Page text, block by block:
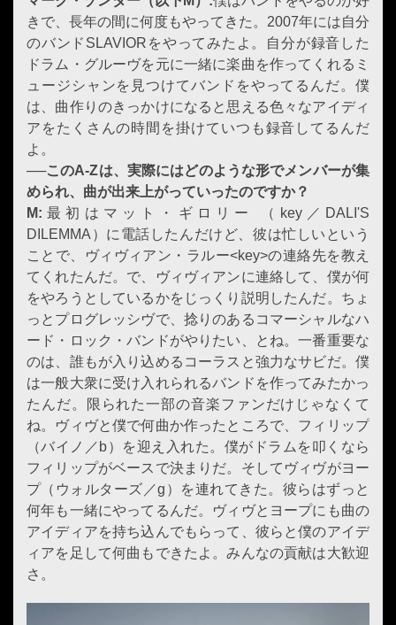
きで、長年の間に何度もやってきた。2007年には自分
のバンドSLAVIORをやってみたよ。自分が録音した
ドラム・グルーヴを元に一緒に楽曲を作ってくれるミ
ュージシャンを見つけてバンドをやってるんだ。僕
は、曲作りのきっかけになると思える色々なアイディ
アをたくさんの時間を掛けていつも録音してるんだ
よ。
──このA-Zは、実際にはどのような形でメンバーが集
められ、曲が出来上がっていったのですか？
M: 最初はマット・ギロリー （key／DALI'S
DILEMMA）に電話したんだけど、彼は忙しいという
ことで、ヴィヴィアン・ラルー<key>の連絡先を教え
てくれたんだ。で、ヴィヴィアンに連絡して、僕が何
をやろうとしているかをじっくり説明したんだ。ちょ
っとプログレッシヴで、捻りのあるコマーシャルなハ
ード・ロック・バンドがやりたい、とね。一番重要な
のは、誰もが入り込めるコーラスと強力なサビだ。僕
は一般大衆に受け入れられるバンドを作ってみたかっ
たんだ。限られた一部の音楽ファンだけじゃなくて
ね。ヴィヴと僕で何曲か作ったところで、フィリップ
（バイノ／b）を迎え入れた。僕がドラムを叩くなら
フィリップがベースで決まりだ。そしてヴィヴがヨー
プ（ウォルターズ／g）を連れてきた。彼らはずっと
何年も一緒にやってるんだ。ヴィヴとヨープにも曲の
アイディアを持ち込んでもらって、彼らと僕のアイデ
ィアを足して何曲もできたよ。みんなの貢献は大歓迎
さ。